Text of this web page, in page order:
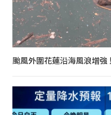
颱風外圍花蓮沿海風浪增強